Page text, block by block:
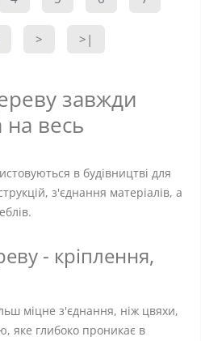
> >|
завжди
на весь
в будівництві для
з'єднання матеріалів, а
- кріплення,
міцне з'єднання, ніж цвяхи,
яке глибоко проникає в